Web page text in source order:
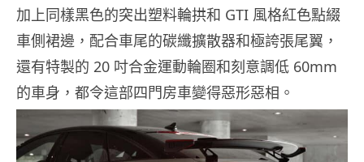
加上同樣黑色的突出塑料輪拱和 GTI 風格紅色點綴
車側裙邊，配合車尾的碳纖擴散器和極誇張尾翼，
還有特製的 20 吋合金運動輪圈和刻意調低 60mm
的車身，都令這部四門房車變得惡形惡相。